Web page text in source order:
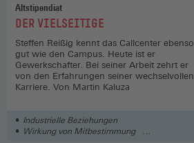
Altstipendiat
:DER VIELSEITIGE
Steffen Reißig kennt das Callcenter ebenso
gut wie den Campus. Heute ist er
Gewerkschafter. Bei seiner Arbeit zehrt er
von den Erfahrungen seiner wechselvollen
Karriere. Von Martin Kaluza
Industrielle Beziehungen
Wirkung von Mitbestimmung